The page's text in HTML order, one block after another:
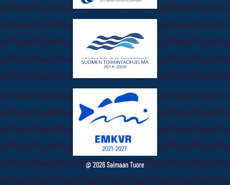
@ 2026 Saimaan Tuore